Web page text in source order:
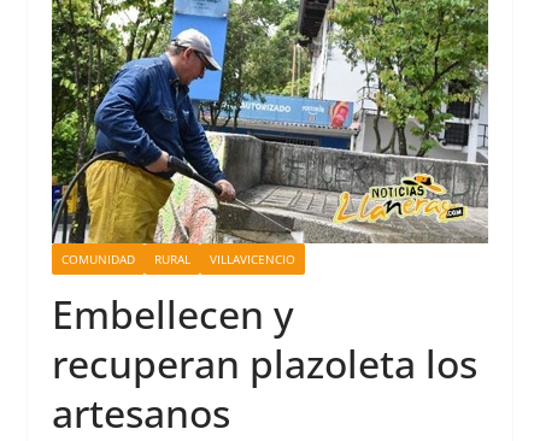
COMUNIDAD RURAL VILLAVICENCIO
Embellecen y
recuperan plazoleta los
artesanos